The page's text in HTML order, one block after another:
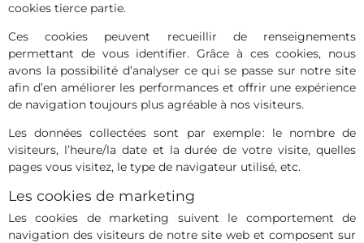
cookies tierce partie.
Ces cookies peuvent recueillir de renseignements
permettant de vous identifier. Grâce à ces cookies, nous
avons la possibilité d’analyser ce qui se passe sur notre site
afin d’en améliorer les performances et offrir une expérience
de navigation toujours plus agréable à nos visiteurs.
Les données collectées sont par exemple : le nombre de
visiteurs, l’heure/la date et la durée de votre visite, quelles
pages vous visitez, le type de navigateur utilisé, etc.
Les cookies de marketing
Les cookies de marketing suivent le comportement de
navigation des visiteurs de notre site web et composent sur